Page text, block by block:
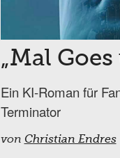
„Mal
Ein KI-Roman für
Terminator
von Christian Endres